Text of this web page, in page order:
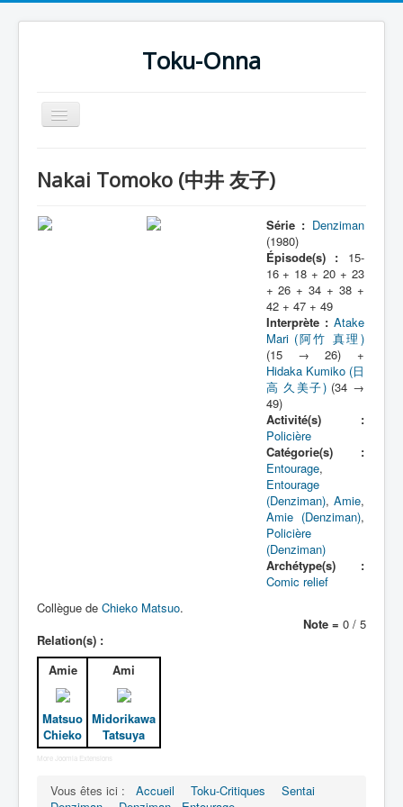
Toku-Onna
Basculer
la
Toku-Actrices
Toku-Critiques
Denshi sentai Denziman (電子 戦
隊 デンジマン) = Escadron
Objets
Lieux
Épisodes
Références
Denzimen
Nakai Tomoko (中井 友子)
Série : Denziman
(1980)
Épisode(s) : 15-
16 + 18 + 20 + 23
+ 26 + 34 + 38 +
42 + 47 + 49
Interprète : Atake
Mari (阿竹 真理)
(15 → 26) +
Hidaka Kumiko (日
高 久美子)(34 →
49)
Activité(s) :
Policière
Catégorie(s) :
Entourage,
Entourage
(Denziman), Amie,
Amie (Denziman),
Policière
(Denziman)
Archétype(s) :
Comic relief
Collègue de Chieko Matsuo.
Note = 0 / 5
Relation(s) :
Amie
Matsuo
Chieko
Ami
Midorikawa
Tatsuya
More Joomla Extensions
Vous êtes ici : Accueil Toku-Critiques
Sentai